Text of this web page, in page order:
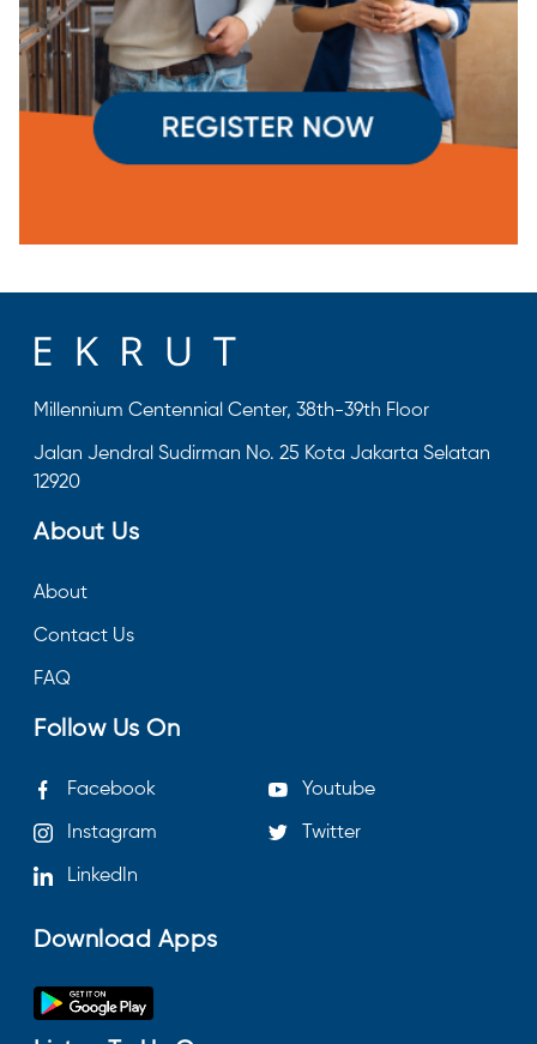
Millennium Centennial Center, 38th-39th Floor
Jalan Jendral Sudirman No. 25 Kota Jakarta Selatan
12920
About Us
About
Contact Us
FAQ
Follow Us On
Facebook Youtube
Instagram Twitter
LinkedIn
Download Apps